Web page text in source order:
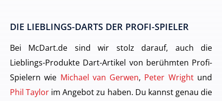
DIE LIEBLINGS-DARTS DER PROFI-SPIELER
Bei McDart.de sind wir stolz darauf, auch die
Lieblings-Produkte Dart-Artikel von berühmten Profi-
Spielern wie Michael van Gerwen, Peter Wrightund
Phil Taylor im Angebot zu haben. Du kannst genau die